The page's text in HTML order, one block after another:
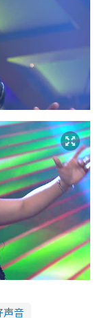
声音